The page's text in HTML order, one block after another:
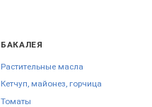
БАКАЛЕЯ
Растительные масла
Кетчуп, майонез, горчица
Томаты